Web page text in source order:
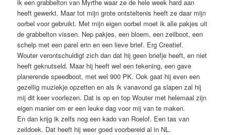
ik een grabbelton van Myrthe waar ze de hele week hard aan
heeft gewerkt. Maar tot mijn grote ontsteltenis heeft ze daar mijn
oorbel voor gebruikt. Met mijn eigen oorbel moet ik alle pakjes uit
de grabbelton vissen. Nep pakjes, een bloem, een zeilboot, een
schelp met een parel erin en een lieve brief. Erg Creatief.
Wouter verontschuldigt zich dan dat hij geen briefje heeft, en niet
heeft geknutseld. Maar hij heeft wel een tekening, een gave
planerende speedboot, met wel 900 PK. Ook gaat hij even een
gezellig muziekje opzetten en als ik vanavond ga slapen zal hij
mij dit keer voorlezen. Dat is op en top Wouter met helemaal zijn
eigen manier om er een leuke dag voor mij van te maken.
En dan krijg ik zelfs nog een kado van Roelof. Een tas van
zeildoek. Dat heeft hij weer goed voorbereid al in NL.